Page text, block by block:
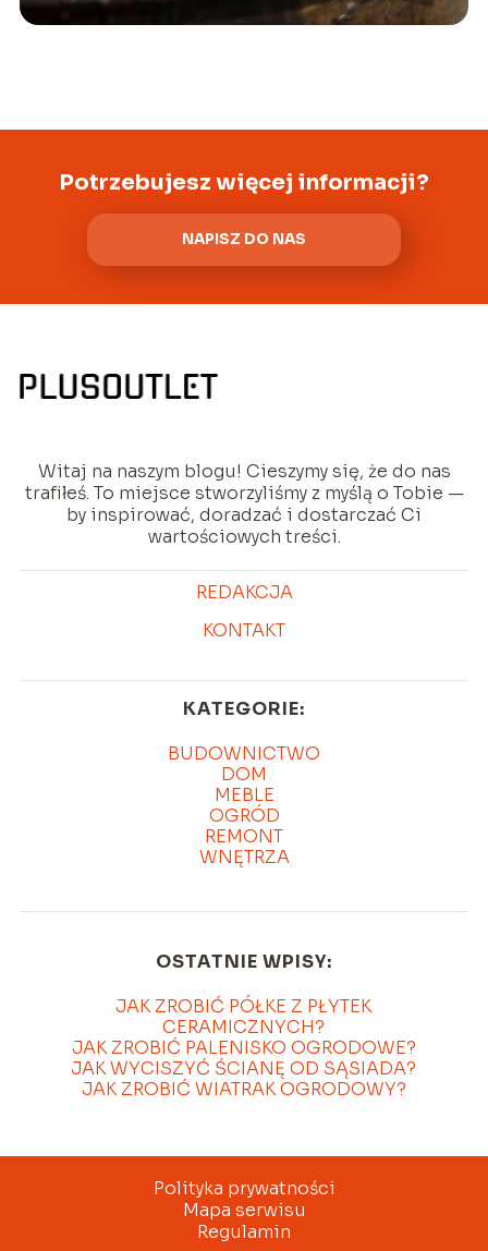
Potrzebujesz więcej informacji?
NAPISZ DO NAS
Witaj na naszym blogu! Cieszymy się, że do nas
trafiłeś. To miejsce stworzyliśmy z myślą o Tobie —
by inspirować, doradzać i dostarczać Ci
wartościowych treści.
REDAKCJA
KONTAKT
KATEGORIE:
BUDOWNICTWO
DOM
MEBLE
OGRÓD
REMONT
WNĘTRZA
OSTATNIE WPISY:
JAK ZROBIĆ PÓŁKE Z PŁYTEK
CERAMICZNYCH?
JAK ZROBIĆ PALENISKO OGRODOWE?
JAK WYCISZYĆ ŚCIANĘ OD SĄSIADA?
JAK ZROBIĆ WIATRAK OGRODOWY?
Polityka prywatności
Mapa serwisu
Regulamin